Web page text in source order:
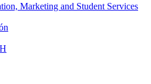
Marketing and Student Services